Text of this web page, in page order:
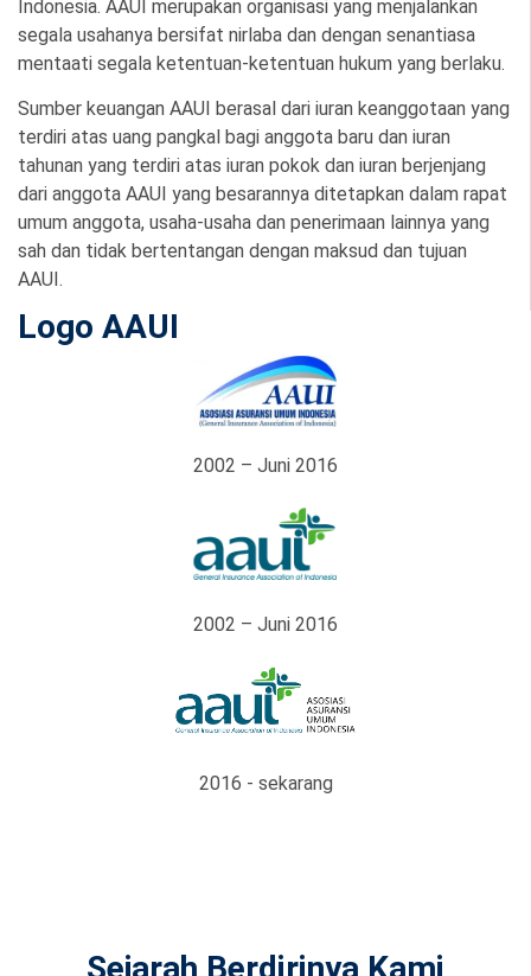
Indonesia. AAUI merupakan organisasi yang menjalankan
segala usahanya bersifat nirlaba dan dengan senantiasa
mentaati segala ketentuan-ketentuan hukum yang berlaku.
Sumber keuangan AAUI berasal dari iuran keanggotaan yang
terdiri atas uang pangkal bagi anggota baru dan iuran
tahunan yang terdiri atas iuran pokok dan iuran berjenjang
dari anggota AAUI yang besarannya ditetapkan dalam rapat
umum anggota, usaha-usaha dan penerimaan lainnya yang
sah dan tidak bertentangan dengan maksud dan tujuan
AAUI.
Logo AAUI
2002 – Juni 2016
2002 – Juni 2016
2016 - sekarang
Sejarah Berdirinya Kami